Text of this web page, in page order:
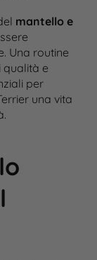
mantello e
Una routine
qualità e
per
una vita